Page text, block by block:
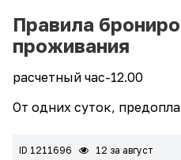
Правила
проживания
расчетный час-12.00
От одних суток,
ID 1211696 12 за август